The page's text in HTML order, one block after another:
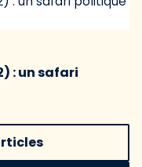
: un safari